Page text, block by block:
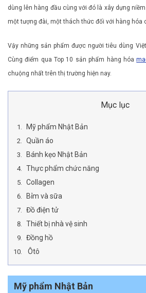
dùng lên hàng đầu cùng với đó là xây dựng
một tượng đài, một thách thức đối với hàng hóa
Vậy những sản phẩm được người tiêu dùng
Cùng điểm qua Top 10 sản phẩm hàng hóa
chuộng nhất trên thị trường hiện nay.
Mục lục
Mỹ phẩm Nhật Bản
Quần áo
Bánh kẹo Nhật Bản
Thực phẩm chức năng
Collagen
Bỉm và sữa
Đồ điện tử
Thiết bị nhà vệ sinh
Đồng hồ
Ôtô
Mỹ phẩm Nhật Bản